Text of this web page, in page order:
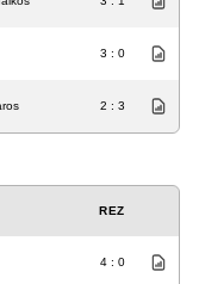
3 : 0
2 : 3
REZ
4 : 0